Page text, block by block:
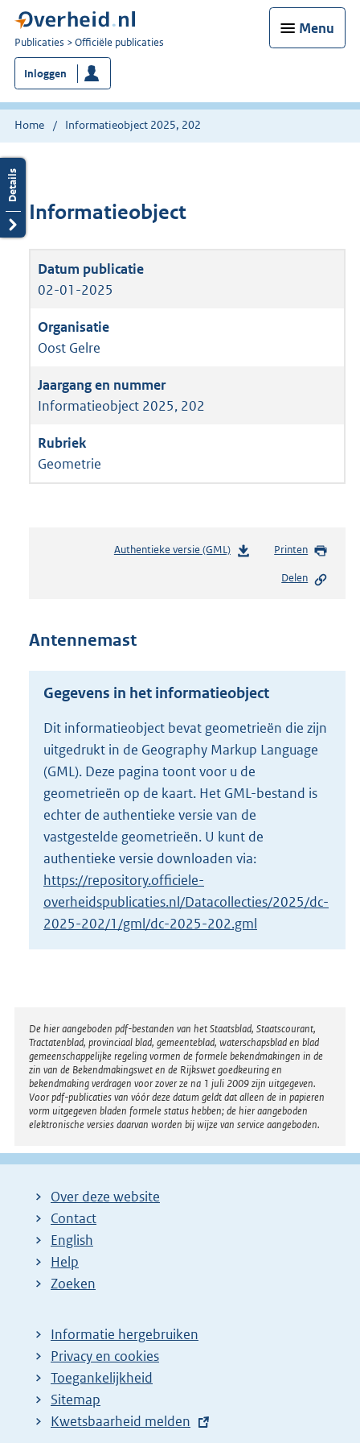
Menu
U
bent
nu
hier:
Publicaties Officiële publicaties
Inloggen
Home Informatieobject 2025, 202
Informatieobject
02-01-2025
Oost Gelre
Informatieobject 2025, 202
Geometrie
Authentieke versie (GML)b
s
r
o
t
t
e
2
K
b
Printen
Delen
Antennemast
Gegevens in het informatieobject
Dit informatieobject bevat geometrieën die zijn
uitgedrukt in de Geography Markup Language
(GML). Deze pagina toont voor u de
geometrieën op de kaart. Het GML-bestand is
echter de authentieke versie van de
vastgestelde geometrieën. U kunt de
authentieke versie downloaden via:
https://repository.officiele-
overheidspublicaties.nl/Datacollecties/2025/dc-
2025-202/1/gml/dc-2025-202.gml
Disclaimer
De hier aangeboden pdf-bestanden van het Staatsblad, Staatscourant,
Tractatenblad, provinciaal blad, gemeenteblad, waterschapsblad en blad
gemeenschappelijke regeling vormen de formele bekendmakingen in de
zin van de Bekendmakingswet en de Rijkswet goedkeuring en
bekendmaking verdragen voor zover ze na 1 juli 2009 zijn uitgegeven.
Voor pdf-publicaties van vóór deze datum geldt dat alleen de in papieren
vorm uitgegeven bladen formele status hebben; de hier aangeboden
elektronische versies daarvan worden bij wijze van service aangeboden.
Over deze website
Contact
English
Help
Zoeken
Informatie hergebruiken
Privacy en cookies
Toegankelijkheid
Sitemap
E
Kwetsbaarheid melden